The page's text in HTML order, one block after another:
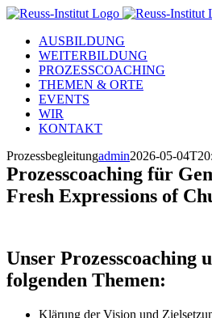
Skip
contentAUSBILDUNG
WEITERBILDUNG
PROZESSCOACHING
THEMEN & ORTE
EVENTS
WIR
KONTAKT
Prozessbegleitungadmin2026-05-
Prozesscoaching für
Fresh Expressions of
Unser Prozesscoaching
folgenden Themen:
Klärung der Vision und